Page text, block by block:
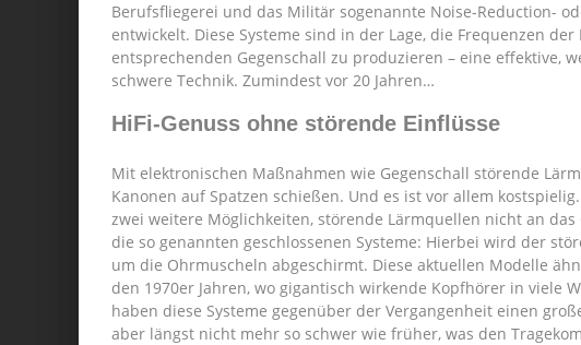
Berufsfliegerei und das Militär sogenannte Noise-Reduction-
entwickelt. Diese Systeme sind in der Lage, die Frequenzen
entsprechenden Gegenschall zu produzieren – eine effektive,
schwere Technik. Zumindest vor 20 Jahren…
HiFi-Genuss ohne störende Einflüsse
Mit elektronischen Maßnahmen wie Gegenschall störende
Kanonen auf Spatzen schießen. Und es ist vor allem
zwei weitere Möglichkeiten, störende Lärmquellen nicht an
die so genannten geschlossenen Systeme: Hierbei wird der
um die Ohrmuscheln abgeschirmt. Diese aktuellen Modelle
den 1970er Jahren, wo gigantisch wirkende Kopfhörer in viele
haben diese Systeme gegenüber der Vergangenheit einen
aber längst nicht mehr so schwer wie früher, was den